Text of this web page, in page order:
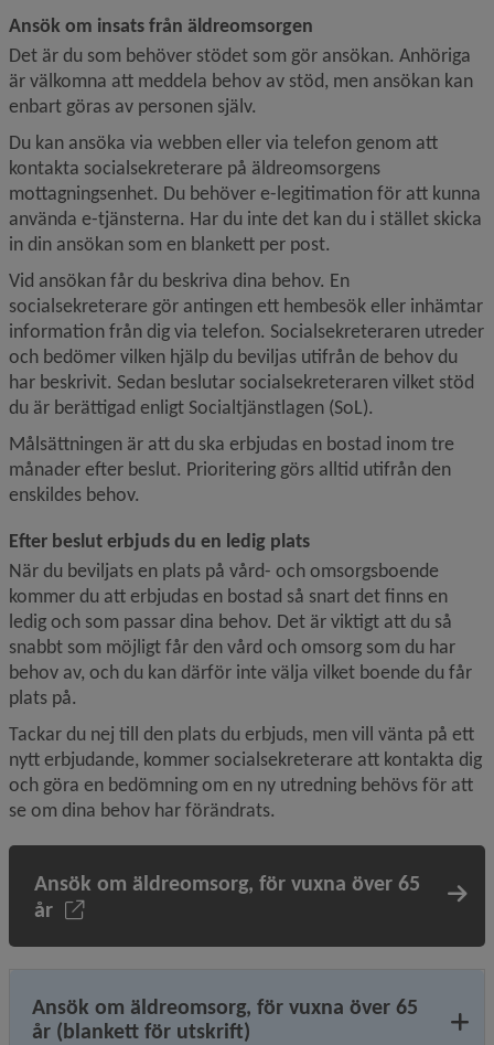
Ansök om insats från äldreomsorgen
Det är du som behöver stödet som gör ansökan. Anhöriga
är välkomna att meddela behov av stöd, men ansökan kan
enbart göras av personen själv.
Du kan ansöka via webben eller via telefon genom att
kontakta socialsekreterare på äldreomsorgens
mottagningsenhet. Du behöver e-legitimation för att kunna
använda e-tjänsterna. Har du inte det kan du i stället skicka
in din ansökan som en blankett per post.
Vid ansökan får du beskriva dina behov. En
socialsekreterare gör antingen ett hembesök eller inhämtar
information från dig via telefon. Socialsekreteraren utreder
och bedömer vilken hjälp du beviljas utifrån de behov du
har beskrivit. Sedan beslutar socialsekreteraren vilket stöd
du är berättigad enligt Socialtjänstlagen (SoL).
Målsättningen är att du ska erbjudas en bostad inom tre
månader efter beslut. Prioritering görs alltid utifrån den
enskildes behov.
Efter beslut erbjuds du en ledig plats
När du beviljats en plats på vård- och omsorgsboende
kommer du att erbjudas en bostad så snart det finns en
ledig och som passar dina behov. Det är viktigt att du så
snabbt som möjligt får den vård och omsorg som du har
behov av, och du kan därför inte välja vilket boende du får
plats på.
Tackar du nej till den plats du erbjuds, men vill vänta på ett
nytt erbjudande, kommer socialsekreterare att kontakta dig
och göra en bedömning om en ny utredning behövs för att
se om dina behov har förändrats.
Ansök om äldreomsorg, för vuxna över 65
år
Ansök om äldreomsorg, för vuxna över 65
år (blankett för utskrift)